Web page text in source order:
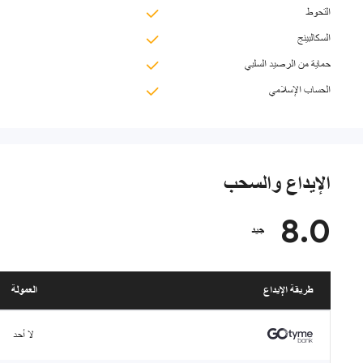
التحوط
السكالبينج
حماية من الرصيد السلبي
الحساب الإسلامي
الإيداع والسحب
8.0 جيد
طريقة الإيداع العمولة
لا أحد